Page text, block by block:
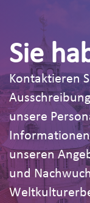
Sie
Kontaktieren
unsere
Informationen
unseren
und